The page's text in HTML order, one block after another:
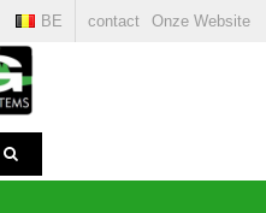
contact Onze Website
BE